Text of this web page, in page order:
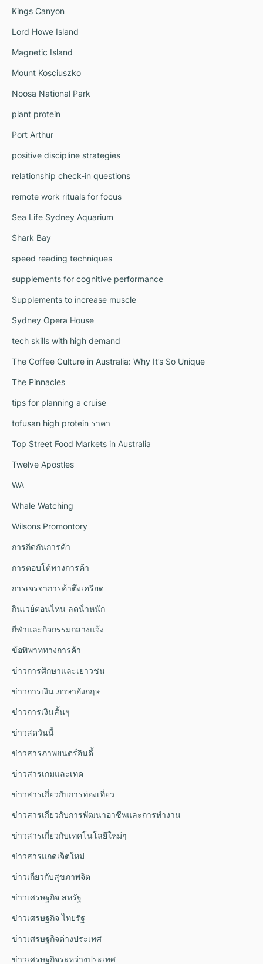
Kings Canyon
Lord Howe Island
Magnetic Island
Mount Kosciuszko
Noosa National Park
plant protein
Port Arthur
positive discipline strategies
relationship check-in questions
remote work rituals for focus
Sea Life Sydney Aquarium
Shark Bay
speed reading techniques
supplements for cognitive performance
Supplements to increase muscle
Sydney Opera House
tech skills with high demand
The Coffee Culture in Australia: Why It’s So Unique
The Pinnacles
tips for planning a cruise
tofusan high protein ราคา
Top Street Food Markets in Australia
Twelve Apostles
WA
Whale Watching
Wilsons Promontory
การกีดกันการค้า
การตอบโต้ทางการค้า
การเจรจาการค้าตึงเครียด
กินเวย์ตอนไหน ลดน้ําหนัก
กีฬาและกิจกรรมกลางแจ้ง
ข้อพิพาททางการค้า
ข่าวการศึกษาและเยาวชน
ข่าวการเงิน ภาษาอังกฤษ
ข่าวการเงินสั้นๆ
ข่าวสดวันนี้
ข่าวสารภาพยนตร์อินดี้
ข่าวสารเกมและเทค
ข่าวสารเกี่ยวกับการท่องเที่ยว
ข่าวสารเกี่ยวกับการพัฒนาอาชีพและการทำงาน
ข่าวสารเกี่ยวกับเทคโนโลยีใหม่ๆ
ข่าวสารแกดเจ็ตใหม่
ข่าวเกี่ยวกับสุขภาพจิต
ข่าวเศรษฐกิจ สหรัฐ
ข่าวเศรษฐกิจ ไทยรัฐ
ข่าวเศรษฐกิจต่างประเทศ
ข่าวเศรษฐกิจระหว่างประเทศ